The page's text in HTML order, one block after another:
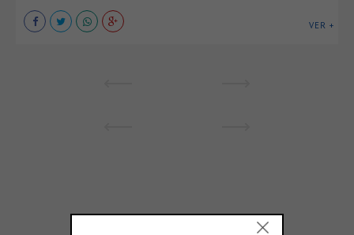
VER +